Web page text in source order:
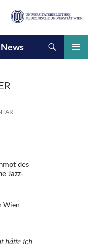
News
des
Jazz-
Wien-
hätte ich